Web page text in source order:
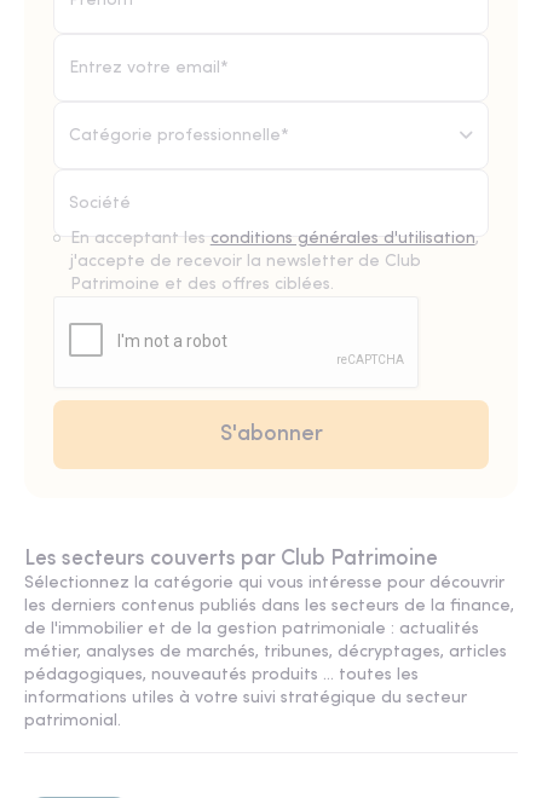
Catégorie professionnelle*
En acceptant les conditions générales d'utilisation,
j'accepte de recevoir la newsletter de Club
Patrimoine et des offres ciblées.
Les secteurs couverts par Club Patrimoine
Sélectionnez la catégorie qui vous intéresse pour découvrir
les derniers contenus publiés dans les secteurs de la finance,
de l'immobilier et de la gestion patrimoniale : actualités
métier, analyses de marchés, tribunes, décryptages, articles
pédagogiques, nouveautés produits ... toutes les
informations utiles à votre suivi stratégique du secteur
patrimonial.